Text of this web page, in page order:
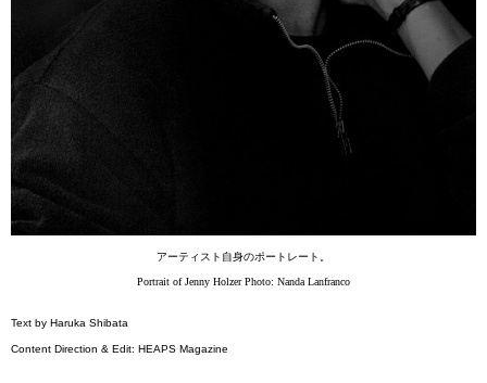
アーティスト自身のポートレート。
Portrait of Jenny Holzer Photo: Nanda Lanfranco
Text by Haruka Shibata
Content Direction & Edit: HEAPS Magazine